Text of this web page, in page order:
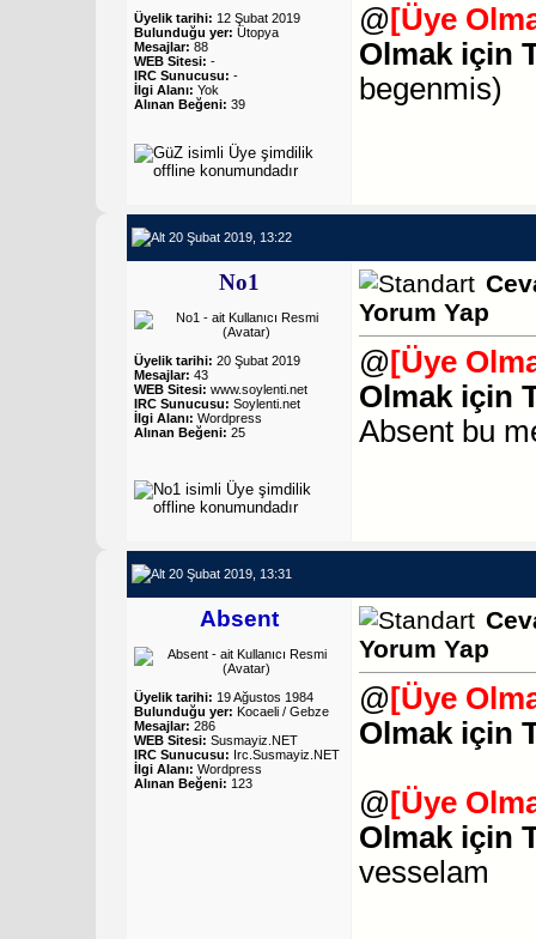
Üyelik tarihi: 12 Şubat 2019
Bulunduğu yer: Ütopya
Mesajlar: 88
WEB Sitesi: -
IRC Sunucusu: -
İlgi Alanı: Yok
Alınan Beğeni: 39
@[Üye
Olmak için
begenmis)
20 Şubat 2019, 13:22
No1
Üyelik tarihi: 20 Şubat 2019
Mesajlar: 43
WEB Sitesi: www.soylenti.net
IRC Sunucusu: Soylenti.net
İlgi Alanı: Wordpress
Alınan Beğeni: 25
Yorum Yap
@[Üye
Olmak için
Absent bu
20 Şubat 2019, 13:31
Absent
Üyelik tarihi: 19 Ağustos 1984
Bulunduğu yer: Kocaeli / Gebze
Mesajlar: 286
WEB Sitesi: Susmayiz.NET
IRC Sunucusu: Irc.Susmayiz.NET
İlgi Alanı: Wordpress
Alınan Beğeni: 123
Yorum Yap
@[Üye
Olmak için
@[Üye
Olmak için
vesselam